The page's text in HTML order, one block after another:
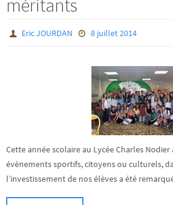
méritants
Eric JOURDAN 8 juillet 2014
Cette année scolaire au Lycée Charles Nodier
évènements sportifs, citoyens ou culturels,
l’investissement de nos élèves a été